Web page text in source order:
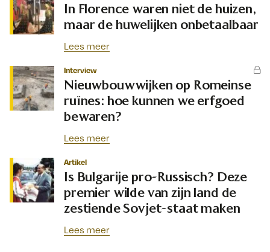
In Florence waren niet de huizen,
maar de huwelijken onbetaalbaar
Lees meer
Interview
Nieuwbouwwijken op Romeinse
ruïnes: hoe kunnen we erfgoed
bewaren?
Lees meer
Artikel
Is Bulgarije pro-Russisch? Deze
premier wilde van zijn land de
zestiende Sovjet-staat maken
Lees meer